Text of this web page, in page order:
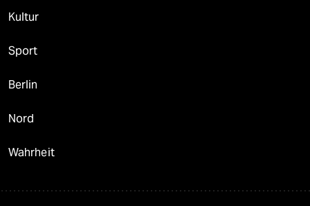
Kultur
Sport
Berlin
Nord
Wahrheit